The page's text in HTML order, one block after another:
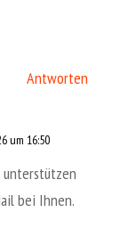
Antworten
um 16:50
bei Ihnen.